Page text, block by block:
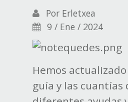
Por Erletxea
9 / Ene / 2024
Hemos
guía y las cuantías